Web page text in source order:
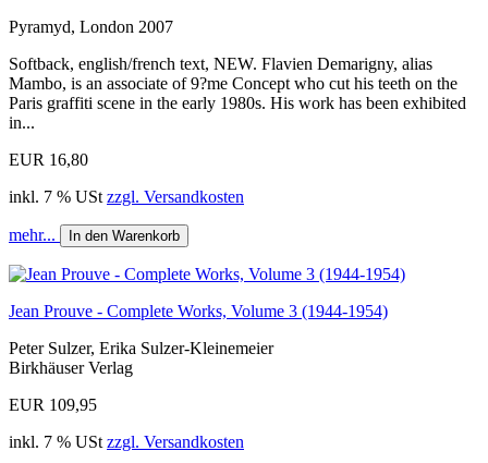
Pyramyd, London 2007
Softback, english/french text, NEW. Flavien Demarigny, alias
Mambo, is an associate of 9?me Concept who cut his teeth on the
Paris graffiti scene in the early 1980s. His work has been exhibited
in...
EUR 16,80
inkl. 7 % USt zzgl. Versandkosten
mehr... In den Warenkorb
Jean Prouve - Complete Works, Volume 3 (1944-1954)
Peter Sulzer, Erika Sulzer-Kleinemeier
Birkhäuser Verlag
EUR 109,95
inkl. 7 % USt zzgl. Versandkosten